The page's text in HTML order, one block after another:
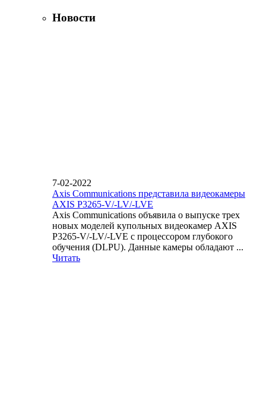
Новости
7-02-2022
Axis Communications представила видеокамеры
AXIS P3265-V/-LV/-LVE
Axis Communications объявила о выпуске трех
новых моделей купольных видеокамер AXIS
P3265-V/-LV/-LVE с процессором глубокого
обучения (DLPU). Данные камеры обладают ...
Читать